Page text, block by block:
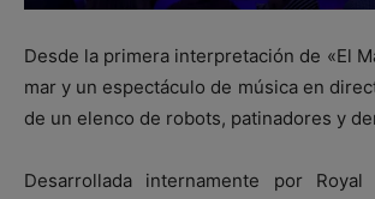
Desde la primera interpretación de «El
mar y un espectáculo de música en
de un elenco de robots, patinadores y
Desarrollada internamente por Royal